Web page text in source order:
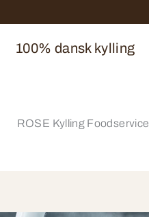
100% dansk kylling
ROSE Kylling Foodservice